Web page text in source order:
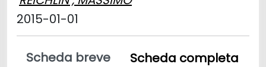
2015-01-01
Scheda breve
Scheda completa